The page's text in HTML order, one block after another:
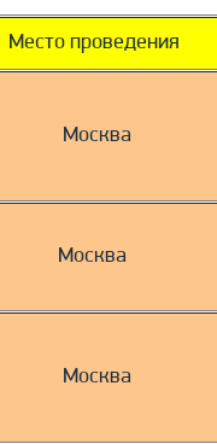
Место проведения
Москва
Москва
Москва